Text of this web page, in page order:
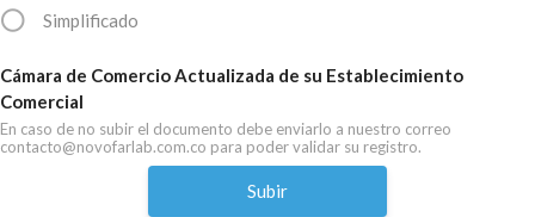
Simplificado
Cámara de Comercio Actualizada de su Establecimiento
Comercial
En caso de no subir el documento debe enviarlo a nuestro correo
contacto@novofarlab.com.co para poder validar su registro.
Subir